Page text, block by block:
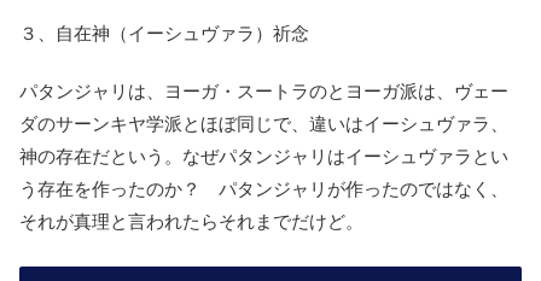
３、自在神（イーシュヴァラ）祈念
パタンジャリは、ヨーガ・スートラのとヨーガ派は、ヴェー
ダのサーンキヤ学派とほぼ同じで、違いはイーシュヴァラ、
神の存在だという。なぜパタンジャリはイーシュヴァラとい
う存在を作ったのか？ パタンジャリが作ったのではなく、
それが真理と言われたらそれまでだけど。